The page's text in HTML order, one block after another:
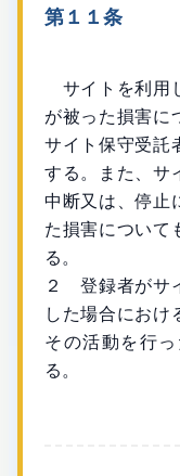
第１１条
サイトを利用
が被った損害に
サイト保守受託
する。また、サ
中断又は、停止
た損害について
る。
２ 登録者がサ
した場合におけ
その活動を行
る。